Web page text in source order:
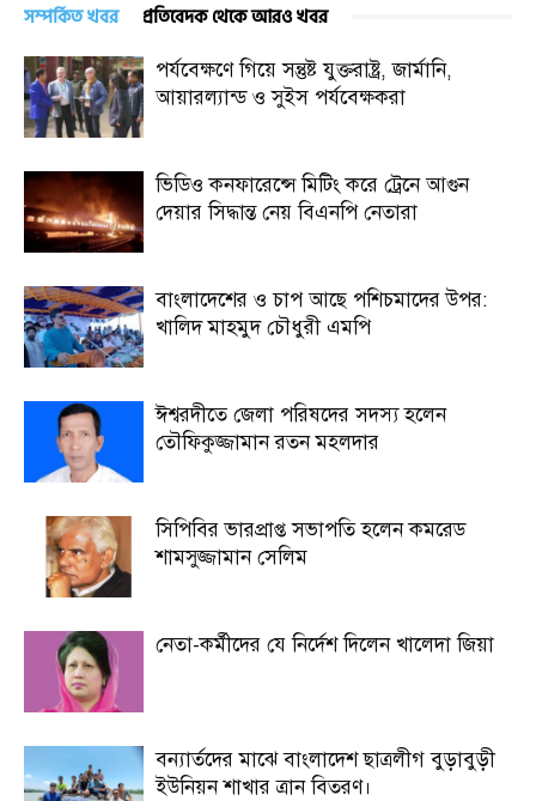
সম্পর্কিত খবর প্রতিবেদক থেকে আরও খবর
পর্যবেক্ষণে গিয়ে সন্তুষ্ট যুক্তরাষ্ট্র, জার্মানি,
আয়ারল্যান্ড ও সুইস পর্যবেক্ষকরা
ভিডিও কনফারেন্সে মিটিং করে ট্রেনে আগুন
দেয়ার সিদ্ধান্ত নেয় বিএনপি নেতারা
বাংলাদেশের ও চাপ আছে পশিচমাদের উপর:
খালিদ মাহমুদ চৌধুরী এমপি
ঈশ্বরদীতে জেলা পরিষদের সদস্য হলেন
তৌফিকুজ্জামান রতন মহলদার
সিপিবির ভারপ্রাপ্ত সভাপতি হলেন কমরেড
শামসুজ্জামান সেলিম
নেতা-কর্মীদের যে নির্দেশ দিলেন খালেদা জিয়া
বন্যার্তদের মাঝে বাংলাদেশ ছাত্রলীগ বুড়াবুড়ী
ইউনিয়ন শাখার ত্রান বিতরণ।